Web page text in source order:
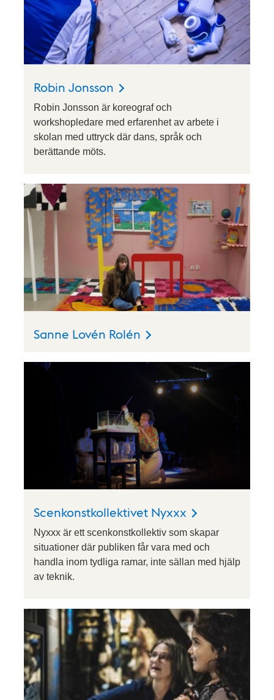
Robin Jonsson
Robin Jonsson är koreograf och
workshopledare med erfarenhet av arbete i
skolan med uttryck där dans, språk och
berättande möts.
Sanne Lovén Rolén
Scenkonstkollektivet Nyxxx
Nyxxx är ett scenkonstkollektiv som skapar
situationer där publiken får vara med och
handla inom tydliga ramar, inte sällan med hjälp
av teknik.